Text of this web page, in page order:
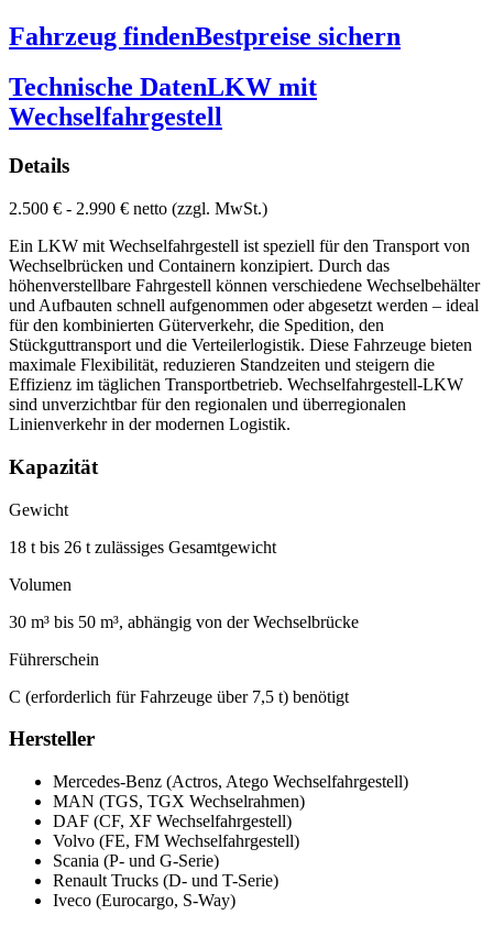
Fahrzeug findenBestpreise sichern
Technische DatenLKW mit
Wechselfahrgestell
Details
2.500 € - 2.990 € netto (zzgl. MwSt.)
Ein LKW mit Wechselfahrgestell ist speziell für den Transport von
Wechselbrücken und Containern konzipiert. Durch das
höhenverstellbare Fahrgestell können verschiedene Wechselbehälter
und Aufbauten schnell aufgenommen oder abgesetzt werden – ideal
für den kombinierten Güterverkehr, die Spedition, den
Stückguttransport und die Verteilerlogistik. Diese Fahrzeuge bieten
maximale Flexibilität, reduzieren Standzeiten und steigern die
Effizienz im täglichen Transportbetrieb. Wechselfahrgestell-LKW
sind unverzichtbar für den regionalen und überregionalen
Linienverkehr in der modernen Logistik.
Kapazität
Gewicht
18 t bis 26 t zulässiges Gesamtgewicht
Volumen
30 m³ bis 50 m³, abhängig von der Wechselbrücke
Führerschein
C (erforderlich für Fahrzeuge über 7,5 t) benötigt
Hersteller
Mercedes-Benz (Actros, Atego Wechselfahrgestell)
MAN (TGS, TGX Wechselrahmen)
DAF (CF, XF Wechselfahrgestell)
Volvo (FE, FM Wechselfahrgestell)
Scania (P- und G-Serie)
Renault Trucks (D- und T-Serie)
Iveco (Eurocargo, S-Way)